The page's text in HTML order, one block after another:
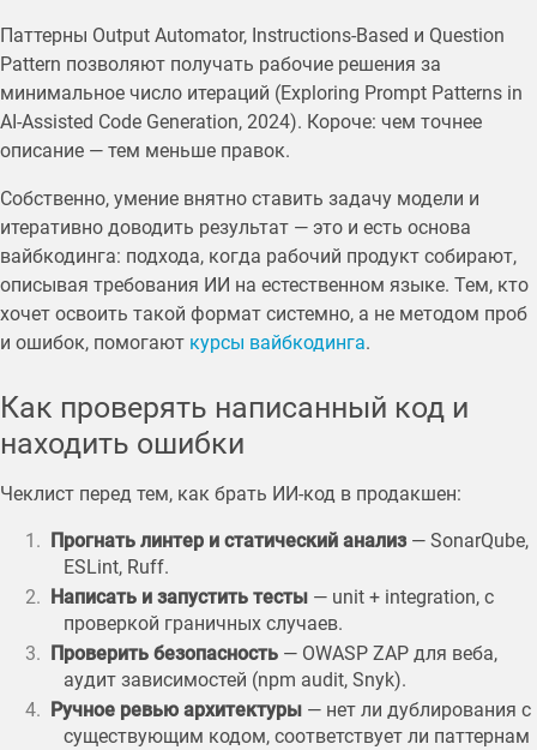
Паттерны Output Automator, Instructions-Based и Question
Pattern позволяют получать рабочие решения за
минимальное число итераций (Exploring Prompt Patterns in
AI-Assisted Code Generation, 2024). Короче: чем точнее
описание — тем меньше правок.
Собственно, умение внятно ставить задачу модели и
итеративно доводить результат — это и есть основа
вайбкодинга: подхода, когда рабочий продукт собирают,
описывая требования ИИ на естественном языке. Тем, кто
хочет освоить такой формат системно, а не методом проб
и ошибок, помогают курсы вайбкодинга.
Как проверять написанный код и
находить ошибки
Чеклист перед тем, как брать ИИ-код в продакшен:
Прогнать линтер и статический анализ— SonarQube,
ESLint, Ruff.
Написать и запустить тесты— unit + integration, с
проверкой граничных случаев.
Проверить безопасность— OWASP ZAP для веба,
аудит зависимостей (npm audit, Snyk).
Ручное ревью архитектуры— нет ли дублирования с
существующим кодом, соответствует ли паттернам